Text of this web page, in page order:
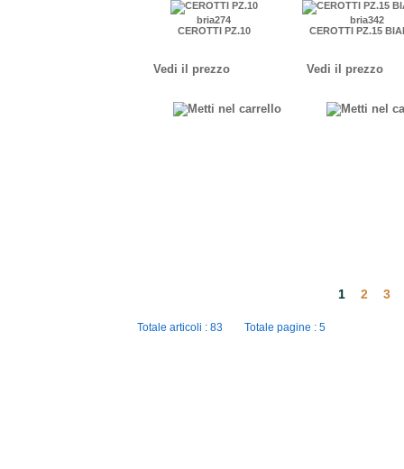
bria274
CEROTTI PZ.10
Vedi il prezzo
bria342
CEROTTI PZ.15
Vedi il prezzo
1 2 3
Totale articoli : 83 Totale pagine : 5